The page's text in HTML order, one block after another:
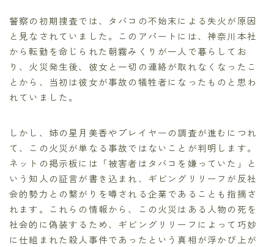
警察の初期捜査では、タバコの不始末による失火が原因
と見なされていました。このアパートには、神奈川本社
から転勤を命じられた朝霧みくりが一人で暮らしてお
り、火災発生後、彼女と一切の連絡が取れなくなったこ
とから、当初は彼女が事故の犠牲者になったものと思わ
れていました。
しかし、姉の星月美香やプレイヤーの調査が進むにつれ
て、この火災が単なる事故ではないことが判明します。
ネットの掲示板には「被害者はタバコを嫌っていた」と
いう知人の証言が書き込まれ、ギビングリリーフが反社
会的勢力との繋がりを噂される企業であることも指摘さ
れます。これらの情報から、この火災はある人物の死を
社会的に偽装するため、ギビングリリーフによって巧妙
に仕組まれた殺人事件であったという真相が浮かび上が